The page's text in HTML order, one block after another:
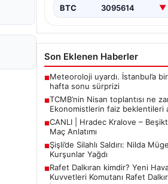
BTC 3095614 ▼
Son Eklenen Haberler
■Meteoroloji uyardı. İstanbul’a
hafta sonu sürprizi
■TCMB’nin Nisan toplantısı ne
Ekonomistlerin faiz beklentileri
■CANLI | Hradec Kralove –
Maç Anlatımı
■Şişli’de Silahlı Saldırı: Nilda
Kurşunlar Yağdı
■Rafet Dalkıran kimdir? Yeni
Kuvvetleri Komutanı Rafet